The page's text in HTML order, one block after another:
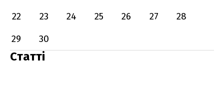
22
23 24 25 26 27
28
29
30
Статті